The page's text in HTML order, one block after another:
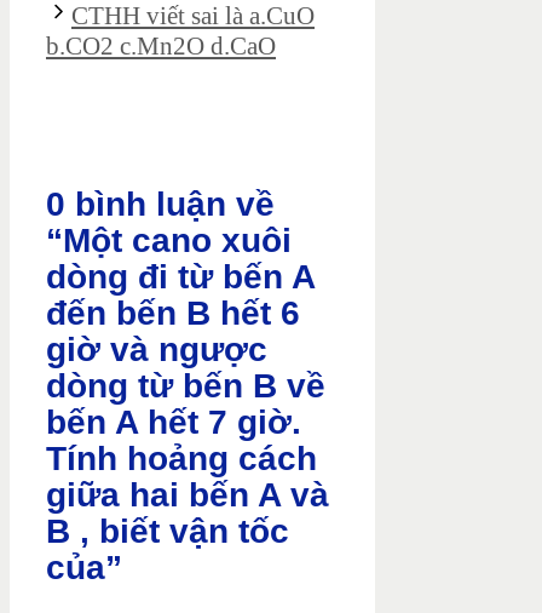
CTHH viết sai là a.CuO
b.CO2 c.Mn2O d.CaO
0 bình luận về
“Một cano xuôi
dòng đi từ bến A
đến bến B hết 6
giờ và ngược
dòng từ bến B về
bến A hết 7 giờ.
Tính hoảng cách
giữa hai bến A và
B , biết vận tốc
của”